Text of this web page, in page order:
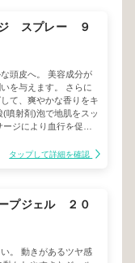
スプレー ９
頭皮へ。 美容成分が
を与えます。 さらに
て、爽やかな香りをキ
噴射剤)泡で地肌をスッ
ジにより血行を促進
タップして詳細を確認
プジェル ２０
。 動きがあるツヤ感